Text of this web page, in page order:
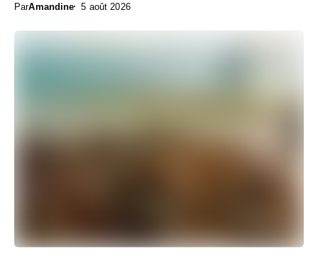
ParAmandine 5 août 2026